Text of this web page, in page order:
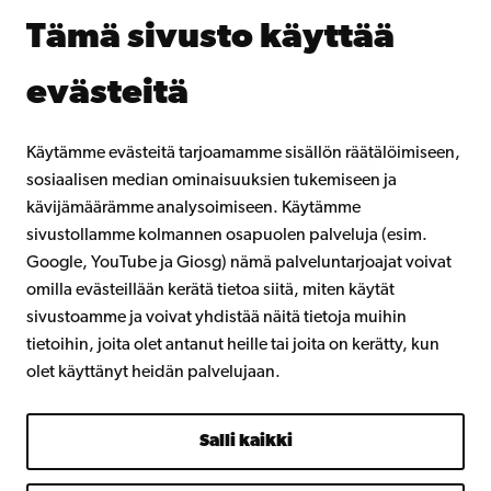
Tämä sivusto käyttää
evästeitä
Käytämme evästeitä tarjoamamme sisällön räätälöimiseen,
sosiaalisen median ominaisuuksien tukemiseen ja
kävijämäärämme analysoimiseen. Käytämme
sivustollamme kolmannen osapuolen palveluja (esim.
Google, YouTube ja Giosg) nämä palveluntarjoajat voivat
omilla evästeillään kerätä tietoa siitä, miten käytät
sivustoamme ja voivat yhdistää näitä tietoja muihin
tietoihin, joita olet antanut heille tai joita on kerätty, kun
olet käyttänyt heidän palvelujaan.
Salli kaikki
Lahjoita Åbo Akademille
Åbo Akademista
Facebook Instagram YouTube LinkedIn Blog Snapchat